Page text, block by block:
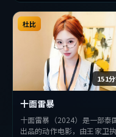
求突破，探讨人性与抉择，
张弛有度，适合喜欢该类型
众完整观看。
151
杜比
十面雷暴
十面雷暴（2024）是一部泰
出品的动作电影，由王家卫执